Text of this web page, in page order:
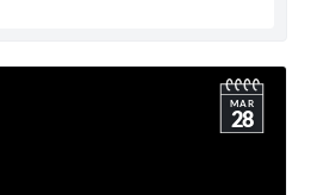
MAR
28